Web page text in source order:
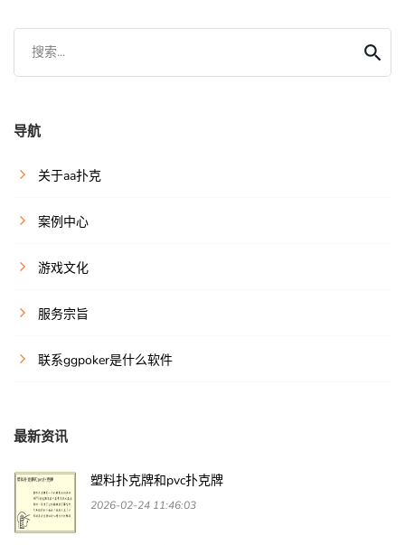
搜索...
导航
关于aa扑克
案例中心
游戏文化
服务宗旨
联系ggpoker是什么软件
最新资讯
塑料扑克牌和pvc扑克牌
2026-02-24 11:46:03